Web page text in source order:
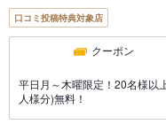
口コミ投稿特典対象店
クーポン
平日月～木曜限定！20名様以
人様分)無料！